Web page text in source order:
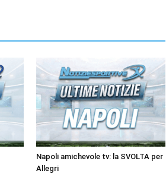
Napoli amichevole tv: la SVOLTA per
Allegri